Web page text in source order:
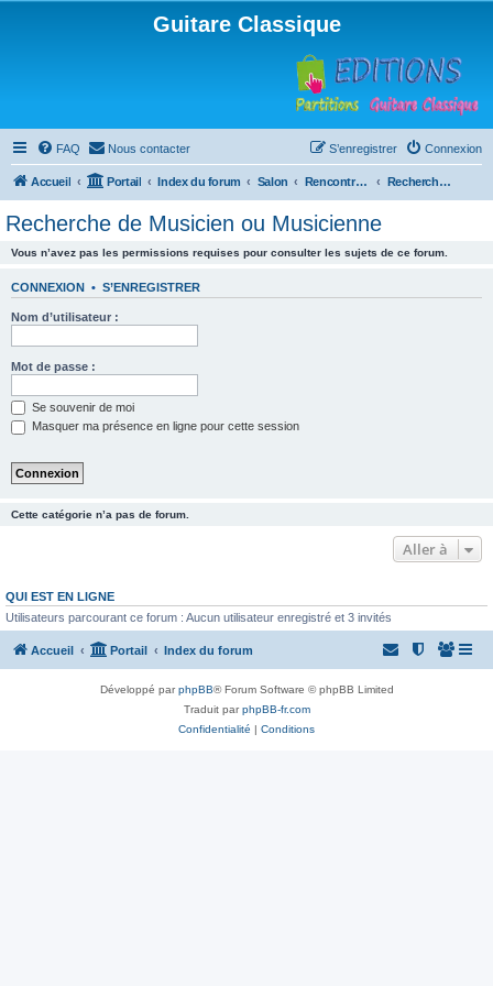
Guitare Classique
FAQ Nous contacter Connexion
S’enregistrer
Accueil Portail Index du forum Salon Rencontres musicales Recherche de Musicien ou Musicienne
Recherche de Musicien ou Musicienne
Vous n’avez pas les permissions requises pour consulter les sujets de ce forum.
CONNEXION • S’ENREGISTRER
Nom d’utilisateur :
Mot de passe :
Se souvenir de moi
Masquer ma présence en ligne pour cette session
Cette catégorie n’a pas de forum.
Aller à
QUI EST EN LIGNE
Utilisateurs parcourant ce forum : Aucun utilisateur enregistré et 3 invités
Accueil Portail Index du forum
Développé parphpBB® Forum Software © phpBB Limited
Traduit parphpBB-fr.com
Confidentialité | Conditions